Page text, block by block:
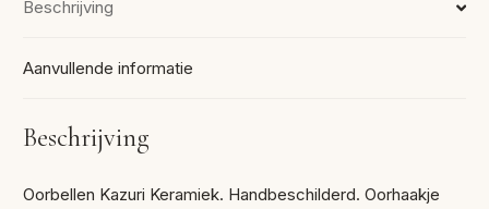
Beschrijving
Aanvullende informatie
Beschrijving
Oorbellen Kazuri Keramiek. Handbeschilderd. Oorhaakje